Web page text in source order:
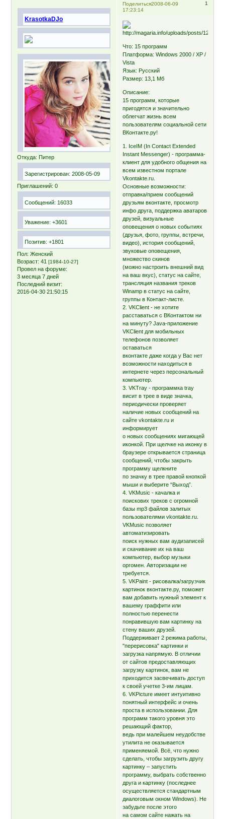
Поделиться 1
2008-06-09
17:23:14
KrasotkaDJo
Откуда: Питер
Зарегистрирован: 2008-05-09
Приглашений: 0
Сообщений: 16033
Уважение: +3601
Позитив: +1801
Пол: Женский
Возраст: 41[1984-10-27]
Провел на форуме:
3 месяца 7 дней
Последний визит:
2016-04-30 21:50:15
Что: 15 программ
Платформа: Windows 2000 / XP /
Vista
Язык: Русский
Размер: 13,1 Мб
Описание:
15 программ, которые
пригодятся и значительно
облегчат жизнь всем
пользователям социальной сети
ВКонтакте.ру!
1. IceIM (In Contact Extended
Instant Messenger) - программа-
клиент для удобного общения на
всем известном портале
Vkontakte.ru.
Основные возможности:
отправка/прием сообщений
друзьям вконтакте, просмотр
инфо друга, поддержка аватаров
друзей, визуальные
оповещения о новых событиях
(друзья, фото, группы, встречи,
видео), история сообщений,
звуковые оповещения,
множество скинов
(можно настроить внешний вид
на ваш вкус), статус на сайте,
трансляция названия треков
Winamp в статус на сайте,
группы в Контакт-листе.
2. VKClient - не хотите
расставаться с ВКонтактом ни
на минуту? Java-приложение
VKClient для мобильных
телефонов позволяет
оставаться
вконтакте даже когда у Вас нет
возможности находиться в
интернете через персональный
компьютер.
3. VKTray - программка tray
висит в трее в виде значка,
периодически проверяет
наличие новых сообщений на
сайте vkontakte.ru и
информирует
о новых сообщениях мигающей
иконкой. При щелчке на иконку в
браузере открывается страница
сообщений, чтобы закрыть
программу щелкните
по значку в трее правой кнопкой
мыши и выберите “Выход”.
4. VKMusic - качалка и
поискових треков с огромной
базы mp3 файлов залитых
пользователями vkontakte.ru.
VKMusic позволяет
автоматизировать
поиск нужных вам аудизаписей
и скачивание их на ваш
компьютер, выбор музыки
оргомен. Авторизации не
требуется.
5. VKPaint - рисовалка/загрузчик
картинок вконтакте.ру, поможет
вам добавить нужный элемент к
вашему граффити или
полностью перенести
понравившую вам картинку на
стену ваших друзей.
Поддерживает 2 режима работы,
"перерисовка" картинки и
загрузка напрямую. В отличии
от сайтов предоставляющих
загрузку картинок, вам не
приходится засвечивать доступ
к своей учетке 3-им лицам.
6. VKPicture имеет интуитивно
понятный интерфейс и очень
проста в использовании. Для
программ такого уровня это
решающий фактор,
ведь при малейшем неудобстве
утилита не оказывается
применяемой. Всё, что нужно
сделать, чтобы загрузить другу
картинку – запустить
программу, выбрать собственно
друга и картинку (последнее
осуществляется стандартным
диалоговым окном Windows). Не
забудьте после этого
на самом сайте нажать на